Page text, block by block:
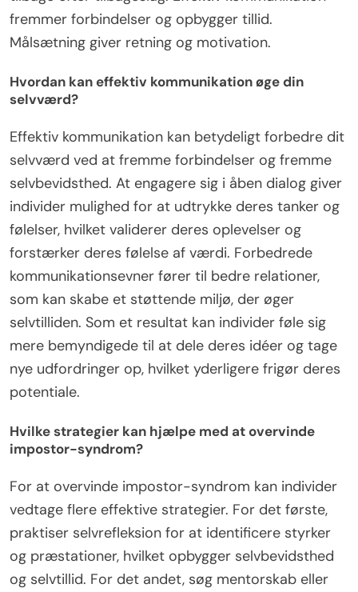
fremmer forbindelser og opbygger tillid.
Målsætning giver retning og motivation.
Hvordan kan effektiv kommunikation øge din
selvværd?
Effektiv kommunikation kan betydeligt forbedre dit
selvværd ved at fremme forbindelser og fremme
selvbevidsthed. At engagere sig i åben dialog giver
individer mulighed for at udtrykke deres tanker og
følelser, hvilket validerer deres oplevelser og
forstærker deres følelse af værdi. Forbedrede
kommunikationsevner fører til bedre relationer,
som kan skabe et støttende miljø, der øger
selvtilliden. Som et resultat kan individer føle sig
mere bemyndigede til at dele deres idéer og tage
nye udfordringer op, hvilket yderligere frigør deres
potentiale.
Hvilke strategier kan hjælpe med at overvinde
impostor-syndrom?
For at overvinde impostor-syndrom kan individer
vedtage flere effektive strategier. For det første,
praktiser selvrefleksion for at identificere styrker
og præstationer, hvilket opbygger selvbevidsthed
og selvtillid. For det andet, søg mentorskab eller